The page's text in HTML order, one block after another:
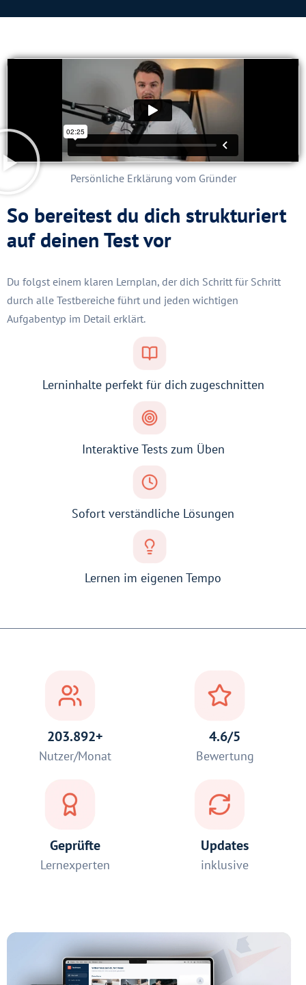
Persönliche Erklärung vom Gründer
So bereitest du dich strukturiert
auf deinen Test vor
Du folgst einem klaren Lernplan, der dich Schritt für Schritt
durch alle Testbereiche führt und jeden wichtigen
Aufgabentyp im Detail erklärt.
Lerninhalte perfekt für dich zugeschnitten
Interaktive Tests zum Üben
Sofort verständliche Lösungen
Lernen im eigenen Tempo
203.892+
Nutzer/Monat
4.6/5
Bewertung
Geprüfte
Lernexperten
Updates
inklusive